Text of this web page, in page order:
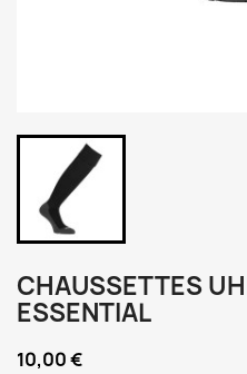
CHAUSSETTES
ESSENTIAL
10,00 €